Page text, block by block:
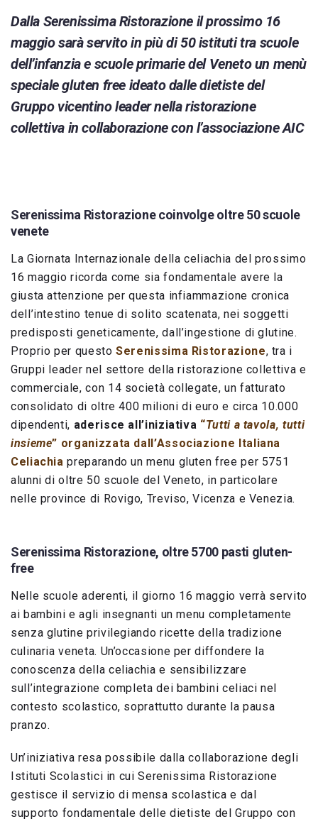
Dalla Serenissima Ristorazione il prossimo 16
maggio sarà servito in più di 50 istituti tra scuole
dell’infanzia e scuole primarie del Veneto un menù
speciale gluten free ideato dalle dietiste del
Gruppo vicentino leader nella ristorazione
collettiva in collaborazione con l’associazione AIC
Serenissima Ristorazione coinvolge oltre 50 scuole
venete
La Giornata Internazionale della celiachia del prossimo
16 maggio ricorda come sia fondamentale avere la
giusta attenzione per questa infiammazione cronica
dell’intestino tenue di solito scatenata, nei soggetti
predisposti geneticamente, dall’ingestione di glutine.
Proprio per questoSerenissima Ristorazione, tra i
Gruppi leader nel settore della ristorazione collettiva e
commerciale, con 14 società collegate, un fatturato
consolidato di oltre 400 milioni di euro e circa 10.000
dipendenti, aderisce all’iniziativa “Tutti a tavola, tutti
insieme” organizzata dall’Associazione Italiana
Celiachia preparando un menu gluten free per 5751
alunni di oltre 50 scuole del Veneto, in particolare
nelle province di Rovigo, Treviso, Vicenza e Venezia.
Serenissima Ristorazione, oltre 5700 pasti gluten-
free
Nelle scuole aderenti, il giorno 16 maggio verrà servito
ai bambini e agli insegnanti un menu completamente
senza glutine privilegiando ricette della tradizione
culinaria veneta. Un’occasione per diffondere la
conoscenza della celiachia e sensibilizzare
sull’integrazione completa dei bambini celiaci nel
contesto scolastico, soprattutto durante la pausa
pranzo.
Un’iniziativa resa possibile dalla collaborazione degli
Istituti Scolastici in cui Serenissima Ristorazione
gestisce il servizio di mensa scolastica e dal
supporto fondamentale delle dietiste del Gruppo con